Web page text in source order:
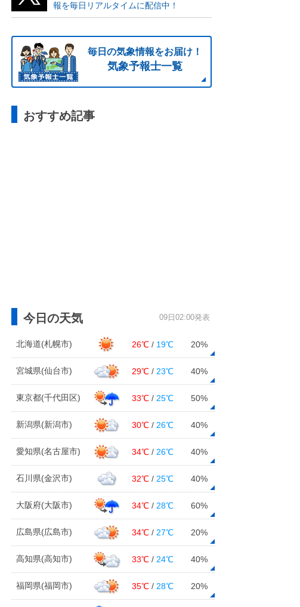
報を毎日リアルタイムに配信中！
毎日の気象情報をお届け！
気象予報士一覧
おすすめ記事
今日の天気 09日02:00発表
北海道(札幌市) 26℃ / 19℃ 20%
宮城県(仙台市) 29℃ / 23℃ 40%
東京都(千代田区) 33℃ / 25℃ 50%
新潟県(新潟市) 30℃ / 26℃ 40%
愛知県(名古屋市) 34℃ / 26℃ 40%
石川県(金沢市) 32℃ / 25℃ 40%
大阪府(大阪市) 34℃ / 28℃ 60%
広島県(広島市) 34℃ / 27℃ 20%
高知県(高知市) 33℃ / 24℃ 40%
福岡県(福岡市) 35℃ / 28℃ 20%